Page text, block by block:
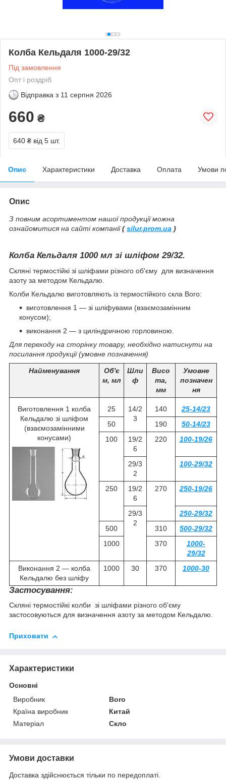
Колба Кельдаля 1000-29/32
Під замовлення
Опт і роздріб
Відправка з 11 серпня 2026
660 ₴
640 ₴ від 5 шт.
Опис Характеристики Доставка Оплата Умови
Опис
З повним асортиментом нашої продукції можна
ознайомитися на сайті компанії(silur.prom.ua )
Колба Кельдаля 1000 мл зі шліфом 29/32.
Скляні термостійкі зі шліфами різного об'єму для визначення
азоту за методом Кельдалю.
Колби Кельдалю виготовляють із термостійкого скла Boro:
виготовлення 1 — зі шліфувами (взаємозамінним
конусом);
виконання 2 — з циліндричною горловиною.
Для переходу на сторінку товару, необхідно натиснути на
посилання продукції (умовне позначення)
Найменування
Об'є
м, мл
Шли
ф
Висо
та,
мм
Умовне
позначен
ня
Виготовлення 1 колба
Кельдалю зі шліфом
(взаємозамінними
конусами)
25
14/2
3
140
25-14/23
50
190
50-14/23
100
19/2
6
220 100-19/26
29/3
2
100-29/32
250
19/2
6
270 250-19/26
29/3
2
250-29/32
500
310
500-29/32
1000
370
1000-
29/32
Виконання 2 — колба
Кельдалю без шліфу
1000 30 370 1000-30
Застосування:
Скляні термостійкі колби зі шліфами різного об'єму
застосовуються для визначення азоту за методом Кельдалю.
Приховати
Характеристики
Основні
Виробник
Boro
Країна виробник
Китай
Матеріал
Скло
Умови доставки
Доставка здійснюється тільки по передоплаті.